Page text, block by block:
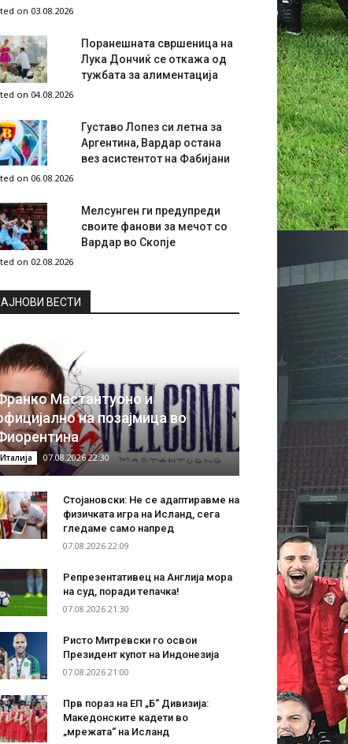
on 03.08.2026
Поранешната свршеница на
Лука Дончиќ се откажа од
тужбата за алиментација
on 04.08.2026
Густаво Лопез си летна за
Аргентина, Вардар остана
вез асистентот на Фабијани
on 06.08.2026
Мелсунген ги предупреди
своите фанови за мечот со
Вардар во Скопје
on 02.08.2026
ВЕСТИ
Мастантуоно и
на позајмица во
Италија 07.08.2026 22:30
Стојановски: Не се адаптиравме на
физичката игра на Исланд, сега
гледаме само напред
07.08.2026 22:09
Репрезентативец на Англија мора
на суд, поради тепачка!
07.08.2026 21:30
Ристо Митревски го освои
Президент купот на Индонезија
07.08.2026 21:00
Прв пораз на ЕП „Б“ Дивизија:
Македонските кадети во
„мрежата“ на Исланд